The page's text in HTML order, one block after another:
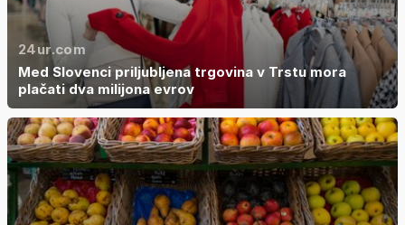
24ur.com
Med Slovenci priljubljena trgovina v Trstu mora
plačati dva milijona evrov